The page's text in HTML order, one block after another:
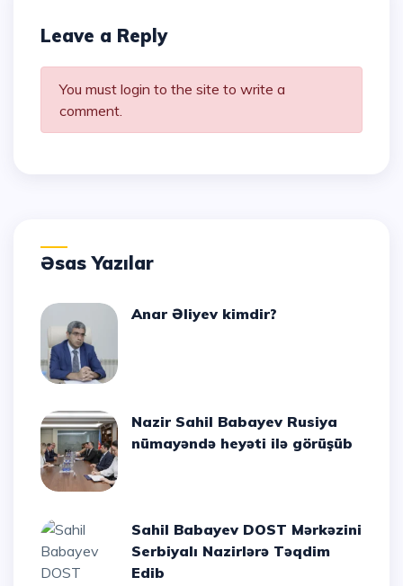
Leave a Reply
You must login to the site to write a
comment.
Əsas Yazılar
Anar Əliyev kimdir?
Nazir Sahil Babayev Rusiya
nümayəndə heyəti ilə görüşüb
Sahil Babayev DOST Mərkəzini
Serbiyalı Nazirlərə Təqdim
Edib